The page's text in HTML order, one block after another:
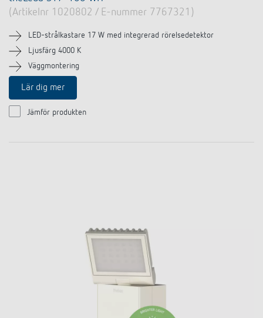
(Artikelnr 1020802 / E-nummer 7767321)
LED-strålkastare 17 W med integrerad rörelsedetektor
Ljusfärg 4000 K
Väggmontering
Lär dig mer
Jämför produkten